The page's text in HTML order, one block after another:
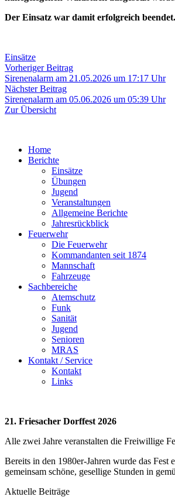
Der Einsatz war damit erfolgreich beendet.
Einsätze
Beitragsnavigation
Vorheriger BeitragVorheriger
Beitrag:
Sirenenalarm am 21.05.2026 um 17:17 Uhr
Nächster BeitragNächster
Beitrag:
Sirenenalarm am 05.06.2026 um 05:39 Uhr
Zur Übersicht
Home
Berichte
Einsätze
Übungen
Jugend
Veranstaltungen
Allgemeine Berichte
Jahresrückblick
Feuerwehr
Die Feuerwehr
Kommandanten seit 1874
Mannschaft
Fahrzeuge
Sachbereiche
Atemschutz
Funk
Sanität
Jugend
Senioren
MRAS
Kontakt / Service
Kontakt
Links
21. Friesacher Dorffest 2026
Alle zwei Jahre veranstalten die Freiwillige
Bereits in den 1980er-Jahren wurde das
gemeinsam schöne, gesellige Stunden in
Aktuelle Beiträge